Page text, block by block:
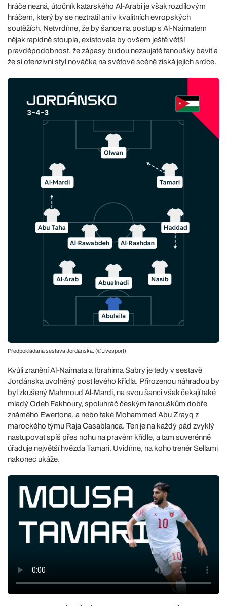
hráče nezná, útočník katarského Al-Arabi je však rozdílovým
hráčem, který by se neztratil ani v kvalitních evropských
soutěžích. Netvrdíme, že by šance na postup s Al-Naimatem
nějak rapidně stoupla, existovala by ovšem ještě větší
pravděpodobnost, že zápasy budou nezaujaté fanoušky bavit a
že si ofenzivní styl nováčka na světové scéně získá jejich srdce.
Předpokládaná sestava Jordánska. (©Livesport)
Kvůli zranění Al-Naimata a Ibrahima Sabry je tedy v sestavě
Jordánska uvolněný post levého křídla. Přirozenou náhradou by
byl zkušený Mahmoud Al-Mardi, na svou šanci však čekají také
mladý Odeh Fakhoury, spoluhráč českým fanouškům dobře
známého Ewertona, a nebo také Mohammed Abu Zrayq z
marockého týmu Raja Casablanca. Ten je na každý pád zvyklý
nastupovat spíš přes nohu na pravém křídle, a tam suverénně
úřaduje největší hvězda Tamari. Uvidíme, na koho trenér Sellami
nakonec ukáže.